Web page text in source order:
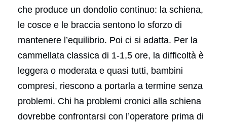
che produce un dondolio continuo: la schiena,
le cosce e le braccia sentono lo sforzo di
mantenere l’equilibrio. Poi ci si adatta. Per la
cammellata classica di 1-1,5 ore, la difficoltà è
leggera o moderata e quasi tutti, bambini
compresi, riescono a portarla a termine senza
problemi. Chi ha problemi cronici alla schiena
dovrebbe confrontarsi con l’operatore prima di